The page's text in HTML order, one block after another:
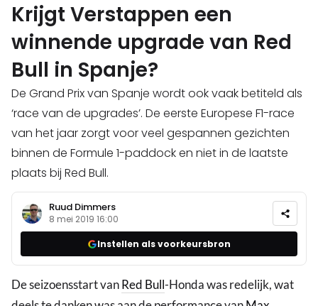
Krijgt Verstappen een
winnende upgrade van Red
Bull in Spanje?
De Grand Prix van Spanje wordt ook vaak betiteld als
‘race van de upgrades’. De eerste Europese F1-race
van het jaar zorgt voor veel gespannen gezichten
binnen de Formule 1-paddock en niet in de laatste
plaats bij Red Bull.
Ruud Dimmers
8 mei 2019 16:00
Instellen als voorkeursbron
De seizoensstart vanRed Bull-Honda was redelijk, wat